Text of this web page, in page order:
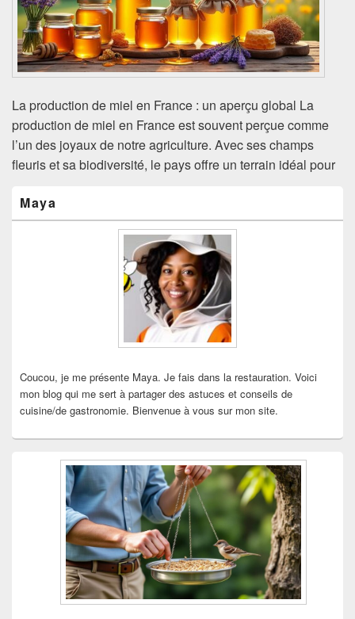
La production de miel en France : un aperçu global La
production de miel en France est souvent perçue comme
l’un des joyaux de notre agriculture. Avec ses champs
fleuris et sa biodiversité, le pays offre un terrain idéal pour
principale
de
Maya
Coucou, je me présente Maya. Je fais dans la restauration. Voici
mon blog qui me sert à partager des astuces et conseils de
cuisine/de gastronomie. Bienvenue à vous sur mon site.